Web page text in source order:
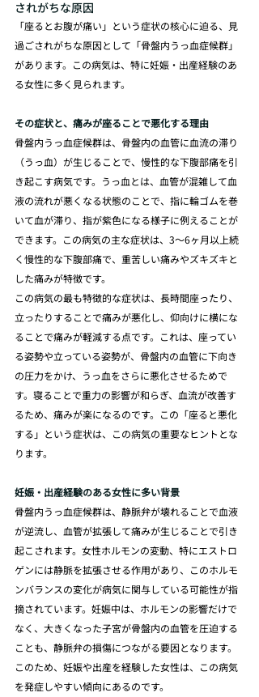
されがちな原因
「座るとお腹が痛い」という症状の核心に迫る、見
過ごされがちな原因として「骨盤内うっ血症候群」
があります。この病気は、特に妊娠・出産経験のあ
る女性に多く見られます。
その症状と、痛みが座ることで悪化する理由
骨盤内うっ血症候群は、骨盤内の血管に血流の滞り
（うっ血）が生じることで、慢性的な下腹部痛を引
き起こす病気です。うっ血とは、血管が混雑して血
液の流れが悪くなる状態のことで、指に輪ゴムを巻
いて血が滞り、指が紫色になる様子に例えることが
できます。この病気の主な症状は、3〜6ヶ月以上続
く慢性的な下腹部痛で、重苦しい痛みやズキズキと
した痛みが特徴です。
この病気の最も特徴的な症状は、長時間座ったり、
立ったりすることで痛みが悪化し、仰向けに横にな
ることで痛みが軽減する点です。これは、座ってい
る姿勢や立っている姿勢が、骨盤内の血管に下向き
の圧力をかけ、うっ血をさらに悪化させるためで
す。寝ることで重力の影響が和らぎ、血流が改善す
るため、痛みが楽になるのです。この「座ると悪化
する」という症状は、この病気の重要なヒントとな
ります。
妊娠・出産経験のある女性に多い背景
骨盤内うっ血症候群は、静脈弁が壊れることで血液
が逆流し、血管が拡張して痛みが生じることで引き
起こされます。女性ホルモンの変動、特にエストロ
ゲンには静脈を拡張させる作用があり、このホルモ
ンバランスの変化が病気に関与している可能性が指
摘されています。妊娠中は、ホルモンの影響だけで
なく、大きくなった子宮が骨盤内の血管を圧迫する
ことも、静脈弁の損傷につながる要因となります。
このため、妊娠や出産を経験した女性は、この病気
を発症しやすい傾向にあるのです。